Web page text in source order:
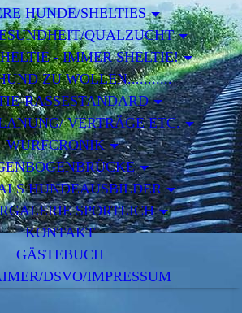
HUNDE/SHELTIES
QUALZUCHT
- IMMER SHELTIE!
ZU WOLLEN...........
RASSESTANDARD
VERTRÄGE ETC.
WURFCRONIK
HUNDEAUSBILDER
SPORTLICH
KONTAKT
GÄSTEBUCH
DSVO/IMPRESSUM